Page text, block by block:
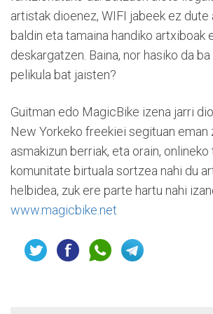
artistak dioenez, WIFI jabeek ez dute
baldin eta tamaina handiko artxiboak
deskargatzen. Baina, nor hasiko da
pelikula bat jaisten?
Guitman edo MagicBike izena jarri
New Yorkeko freekiei segituan eman
asmakizun berriak, eta orain,
komunitate birtuala sortzea nahi du
helbidea, zuk ere parte hartu nahi
www.magicbike.net